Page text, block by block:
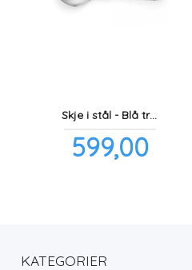
Skje i stål - Blå traktor
Pris
599,00inkl.
mva.
KATEGORIER